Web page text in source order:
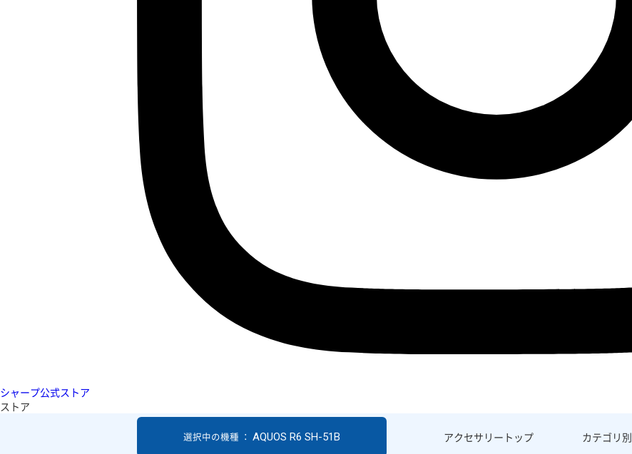
シャープ公式ストア
ストア
アクセサリー トップ カテゴリ別
選択中の機種 ： AQUOS R6 SH-51B